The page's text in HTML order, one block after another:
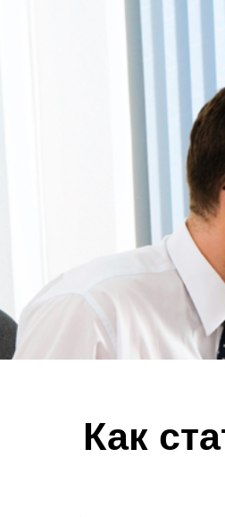
Как